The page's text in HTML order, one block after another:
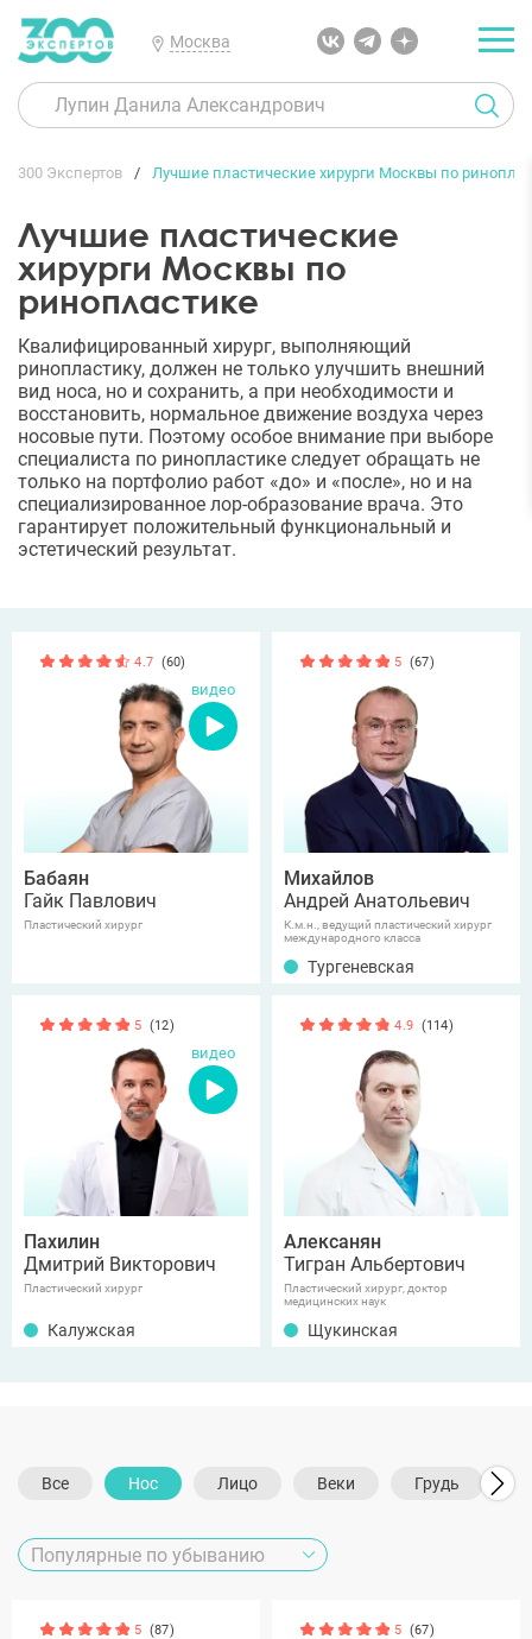
Москва
300 Экспертов Лучшие пластические хирурги Москвы по
Лучшие пластические
хирурги Москвы по
ринопластике
Квалифицированный хирург, выполняющий
ринопластику, должен не только улучшить внешний
вид носа, но и сохранить, а при необходимости и
восстановить, нормальное движение воздуха через
носовые пути. Поэтому особое внимание при выборе
специалиста по ринопластике следует обращать не
только на портфолио работ «до» и «после», но и на
специализированное лор-образование врача. Это
гарантирует положительный функциональный и
эстетический результат.
4.7 (60)
видео
Бабаян
Гайк Павлович
Пластический хирург
5 (67)
Михайлов
Андрей Анатольевич
К.м.н., ведущий пластический хирург
международного класса
Тургеневская
5 (12)
видео
Пахилин
Дмитрий Викторович
Пластический хирург
Калужская
4.9 (114)
Алексанян
Тигран Альбертович
Пластический хирург, доктор
медицинских наук
Щукинская
Все Нос Лицо Веки Грудь
5 (87) 5 (67)